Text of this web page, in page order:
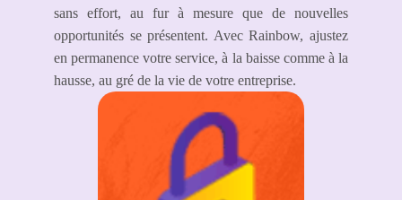
sans effort, au fur à mesure que de nouvelles
opportunités se présentent. Avec Rainbow, ajustez
en permanence votre service, à la baisse comme à la
hausse, au gré de la vie de votre entreprise.